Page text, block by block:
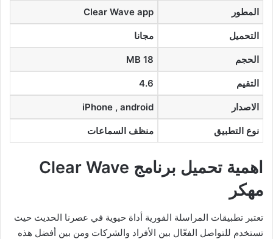
المطور Clear Wave app
التحميل مجانا
الحجم 18 MB
التقيم 4.6
الاصدار iPhone , android
نوع التطبيق منظف السماعات
اهمية تحميل برنامج Clear Wave
مهكر
تعتبر تطبيقات المراسلة الفورية أداة حيوية في عصرنا الحديث حيث
تستخدم للتواصل الفعّال بين الأفراد والشركات ومن بين أفضل هذه